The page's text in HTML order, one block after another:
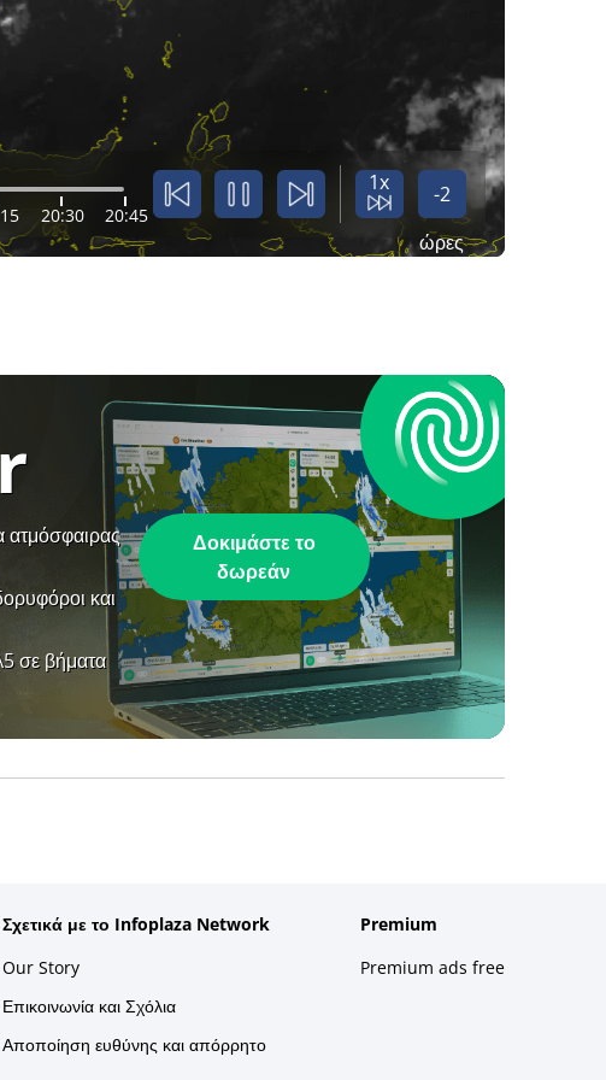
20:30 20:45
1x
-2
ώρες
ατμόσφαιρας
και
σε βήματα
Δοκιμάστε το
δωρεάν
Σχετικά με το Infoplaza Network
Our Story
Επικοινωνία και Σχόλια
Αποποίηση ευθύνης και απόρρητο
Premium
Premium ads free